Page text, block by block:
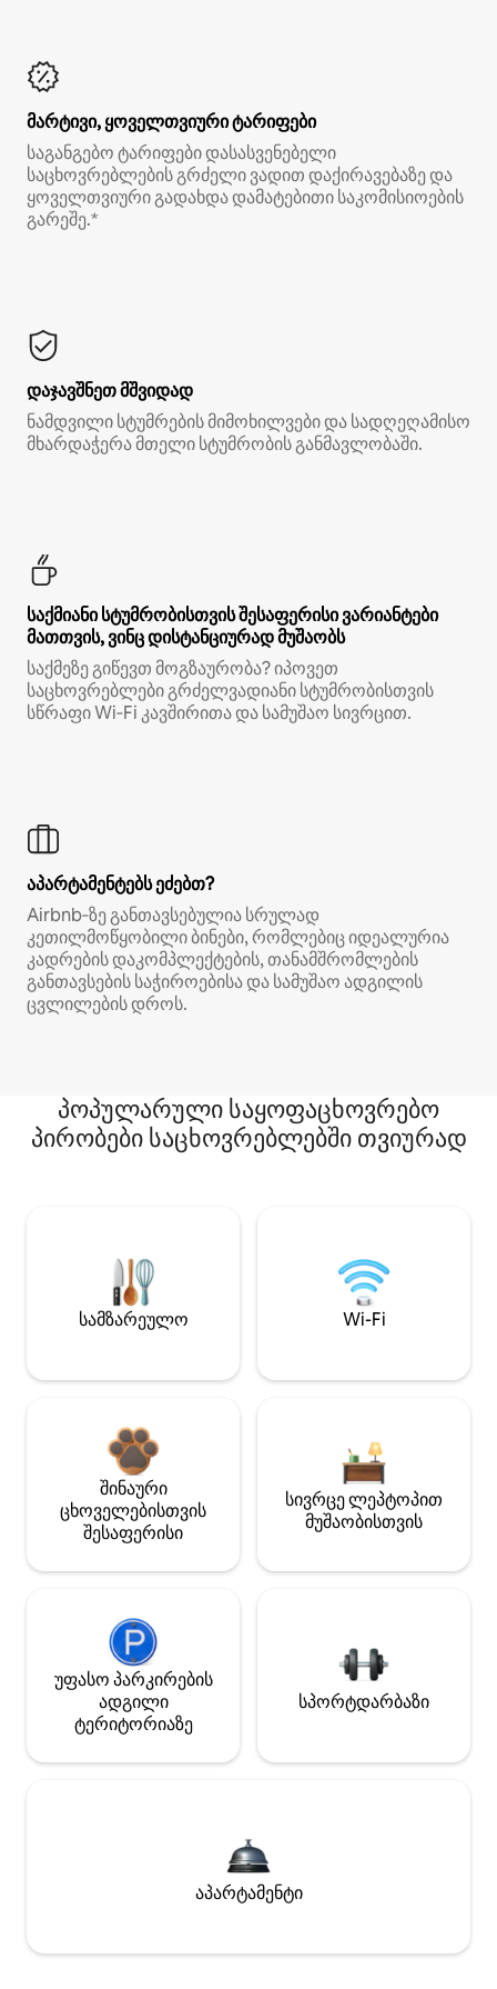
მარტივი, ყოველთვიური ტარიფები
საგანგებო ტარიფები დასასვენებელი
საცხოვრებლების გრძელი ვადით დაქირავებაზე და
ყოველთვიური გადახდა დამატებითი საკომისიოების
გარეშე.*
დაჯავშნეთ მშვიდად
ნამდვილი სტუმრების მიმოხილვები და სადღეღამისო
მხარდაჭერა მთელი სტუმრობის განმავლობაში.
საქმიანი სტუმრობისთვის შესაფერისი ვარიანტები
მათთვის, ვინც დისტანციურად მუშაობს
საქმეზე გიწევთ მოგზაურობა? იპოვეთ
საცხოვრებლები გრძელვადიანი სტუმრობისთვის
სწრაფი Wi‑Fi კავშირითა და სამუშაო სივრცით.
აპარტამენტებს ეძებთ?
Airbnb‑ზე განთავსებულია სრულად
კეთილმოწყობილი ბინები, რომლებიც იდეალურია
კადრების დაკომპლექტების, თანამშრომლების
განთავსების საჭიროებისა და სამუშაო ადგილის
ცვლილების დროს.
პოპულარული საყოფაცხოვრებო
პირობები საცხოვრებლებში თვიურად
სამზარეულო Wi-Fi
შინაური
ცხოველებისთვის
შესაფერისი
სივრცე ლეპტოპით
მუშაობისთვის
უფასო პარკირების
ადგილი
ტერიტორიაზე
სპორტდარბაზი
აპარტამენტი